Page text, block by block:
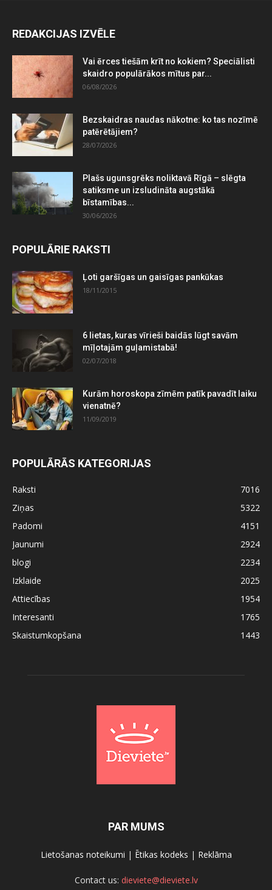
REDAKCIJAS IZVĒLE
Vai ērces tiešām krīt no kokiem? Speciālisti
skaidro populārākos mītus par...
06/08/2026
Bezskaidras naudas nākotne: ko tas nozīmē
patērētājiem?
28/07/2026
Plašs ugunsgrēks noliktavā Rīgā – slēgta
satiksme un izsludināta augstākā
bīstamības...
30/06/2026
POPULĀRIE RAKSTI
Ļoti garšīgas un gaisīgas pankūkas
18/11/2015
6 lietas, kuras vīrieši baidās lūgt savām
mīļotajām guļamistabā!
02/07/2018
Kurām horoskopa zīmēm patīk pavadīt laiku
vienatnē?
11/09/2019
POPULĀRĀS KATEGORIJAS
Raksti
7016
Ziņas
5322
Padomi
4151
Jaunumi
2924
blogi
2234
Izklaide
2025
Attiecības
1954
Interesanti
1765
Skaistumkopšana
1443
PAR MUMS
Lietošanas noteikumi | Ētikas kodeks | Reklāma
Contact us: dieviete@dieviete.lv